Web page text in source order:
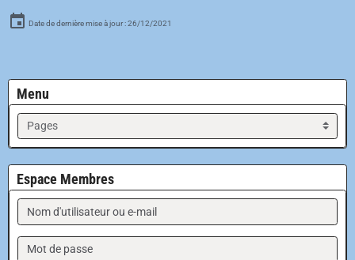
Date de dernière mise à jour : 26/12/2021
Menu
Espace Membres